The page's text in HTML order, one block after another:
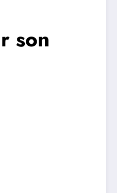
son